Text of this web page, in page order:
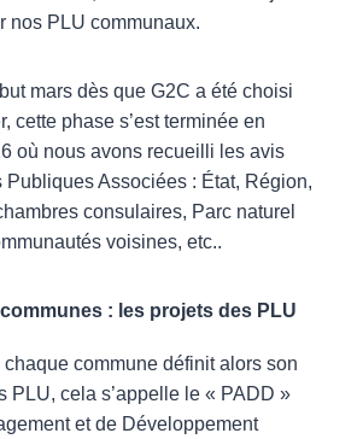
nos PLU communaux.
mars dès que G2C a été choisi
cette phase s’est terminée en
où nous avons recueilli les avis
Publiques Associées : État, Région,
consulaires, Parc naturel
voisines, etc..
: les projets des PLU
commune définit alors son
PLU, cela s’appelle le « PADD »
et de Développement